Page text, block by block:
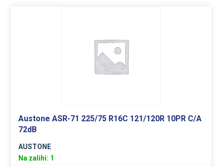
Austone ASR-71 225/75 R16C 121/120R 10PR C/A
72dB
AUSTONE
Na zalihi: 1